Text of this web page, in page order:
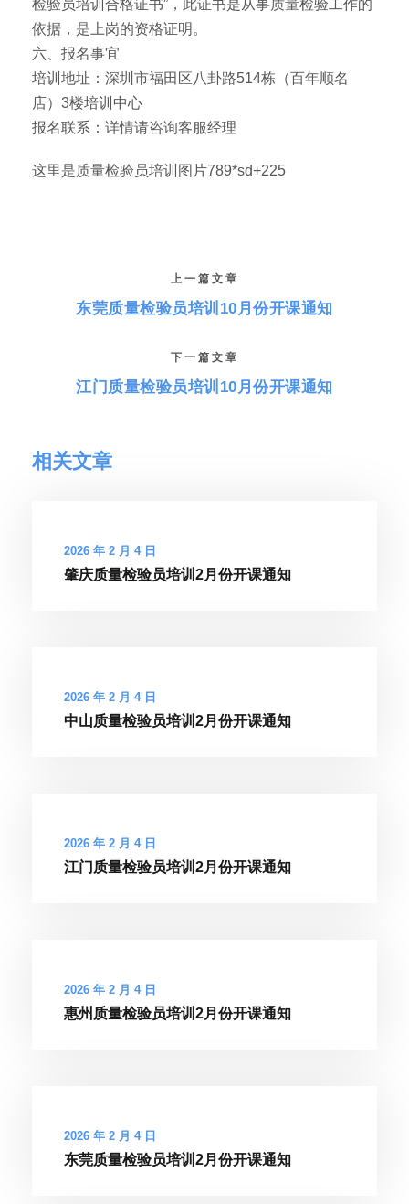
检验员培训合格证书”，此证书是从事质量检验工作的
依据，是上岗的资格证明。
六、报名事宜
培训地址：深圳市福田区八卦路514栋（百年顺名
店）3楼培训中心
报名联系：详情请咨询客服经理
这里是质量检验员培训图片789*sd+225
上一篇文章
东莞质量检验员培训10月份开课通知
下一篇文章
江门质量检验员培训10月份开课通知
相关文章
2026 年 2 月 4 日
肇庆质量检验员培训2月份开课通知
2026 年 2 月 4 日
中山质量检验员培训2月份开课通知
2026 年 2 月 4 日
江门质量检验员培训2月份开课通知
2026 年 2 月 4 日
惠州质量检验员培训2月份开课通知
2026 年 2 月 4 日
东莞质量检验员培训2月份开课通知